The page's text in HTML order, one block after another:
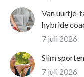
Van uurtje-
hybride
7 juli 2026
Slim
7 juli 2026